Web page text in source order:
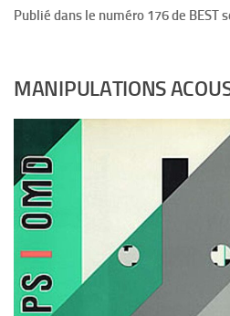
Publié dans le numéro 176 de BEST
MANIPULATIONS